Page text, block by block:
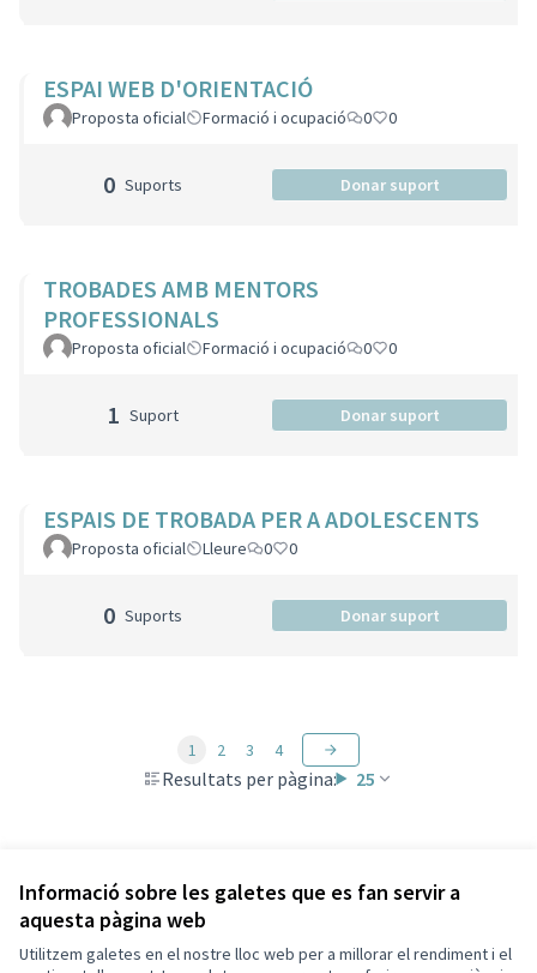
Informació sobre les galetes que es fan servir a
aquesta pàgina web
Utilitzem galetes en el nostre lloc web per a millorar el rendiment i el
ESPAI WEB D'ORIENTACIÓ
Proposta oficial Formació i ocupació 0 0
0 Suports Donar suport
TROBADES AMB MENTORS
PROFESSIONALS
Proposta oficial Formació i ocupació 0 0
1 Suport Donar suport
ESPAIS DE TROBADA PER A ADOLESCENTS
Proposta oficial Lleure 0 0
0 Suports Donar suport
Resultats per pàgina: 25
1 2 3 4
Veure totes les propostes retirades
Termes i condicions d'ús